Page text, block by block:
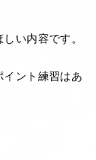
い内容です。
イント練習はあ